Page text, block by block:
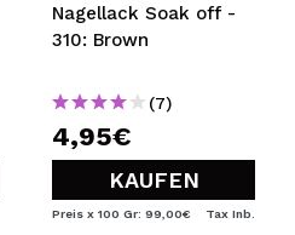
Nagellack Soak off -
310: Brown
(7)
4,95€
KAUFEN
Preis x 100 Gr: 99,00€ Tax Inb.